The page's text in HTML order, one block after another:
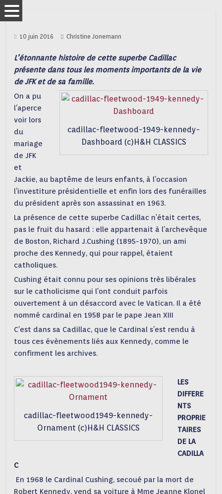
10 juin 2016 Christine Jonemann
L’étonnante histoire de cette superbe Cadillac
présente dans tous les moments importants de la vie
de JFK et de sa famille.
cadillac-fleetwood-1949-kennedy-
Dashboard (c)H&H CLASSICS
On a pu
l’aperce
voir lors
du
mariage
de JFK
et
Jackie, au baptême de leurs enfants, à l’occasion
l’investiture présidentielle et enfin lors des funérailles
du président après son assassinat en 1963.
La présence de cette superbe Cadillac n’était certes,
pas le fruit du hasard : elle appartenait à l’archevêque
de Boston, Richard J.Cushing (1895-1970), un ami
proche des Kennedy, qui pour rappel, étaient
catholiques.
Cushing était connu pour ses opinions très libérales
sur le catholicisme qui l’ont conduit parfois
ouvertement à un désaccord avec le Vatican. Il a été
nommé cardinal en 1958 par le pape Jean XIII
C’est dans sa Cadillac, que le Cardinal s’est rendu à
tous ces évènements liés aux Kennedy, comme le
confirment les archives.
cadillac-fleetwood1949-kennedy-
Ornament (c)H&H CLASSICS
LES
DIFFERE
NTS
PROPRIE
TAIRES
DE LA
CADILLA
C
En 1968 le Cardinal Cushing, secoué par la mort de
Robert Kennedy, vend sa voiture à Mme Jeanne Klonel